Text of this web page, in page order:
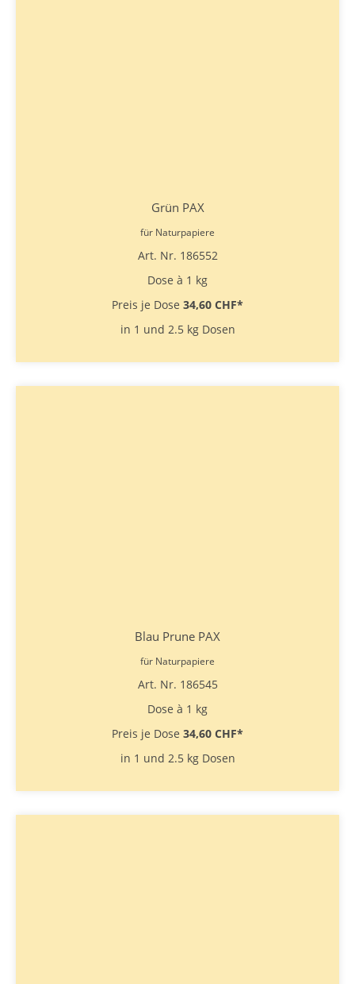
Grün PAX
für Naturpapiere
Art. Nr. 186552
Dose à 1 kg
Preis je Dose 34,60 CHF*
in 1 und 2.5 kg Dosen
Blau Prune PAX
für Naturpapiere
Art. Nr. 186545
Dose à 1 kg
Preis je Dose 34,60 CHF*
in 1 und 2.5 kg Dosen